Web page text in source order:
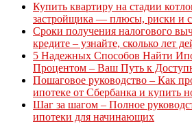
Купить квартиру на стадии
застройщика — плюсы, риски и
Сроки получения налогового
кредите – узнайте, сколько лет
5 Надежных Способов Найти
Процентом – Ваш Путь к
Пошаговое руководство – Как
ипотеке от Сбербанка и купить
Шаг за шагом – Полное
ипотеки для начинающих